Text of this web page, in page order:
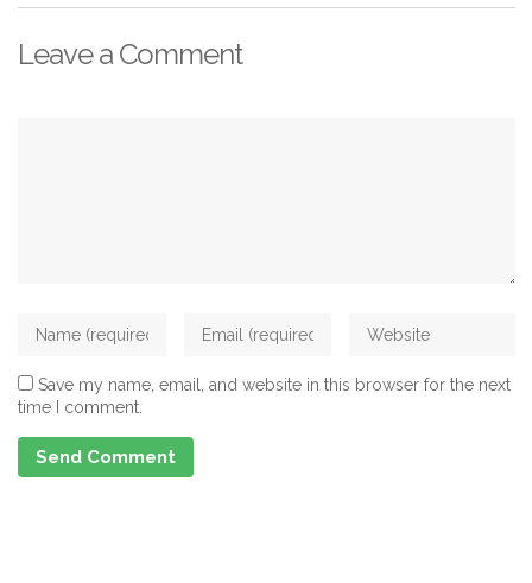
Leave a Comment
Save my name, email, and website in this browser for the next
time I comment.